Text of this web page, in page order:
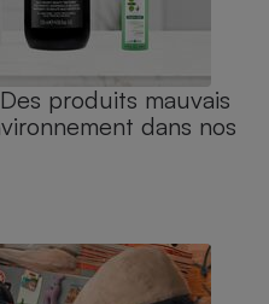
produits mauvais
dans nos